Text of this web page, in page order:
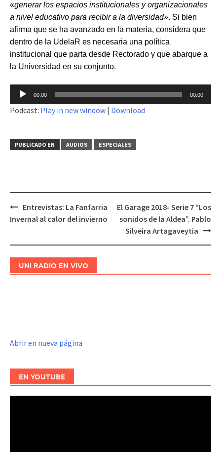
«generar los espacios institucionales y organizacionales
a nivel educativo para recibir a la diversidad». Si bien
afirma que se ha avanzado en la materia, considera que
dentro de la UdelaR es necesaria una política
institucional que parta desde Rectorado y que abarque a
la Universidad en su conjunto.
Reproductor
de
audio
00:00 00:00
Podcast: Play in new window | Download
PUBLICADO EN AUDIOS ESPECIALES
Navegación
Entrevistas: La Fanfarria
Invernal al calor del invierno
El Garage 2018- Serie 7 “Los
sonidos de la Aldea”. Pablo
Silveira Artagaveytia
UNI RADIO EN VIVO
Abrir en nueva página
EN YOUTUBE